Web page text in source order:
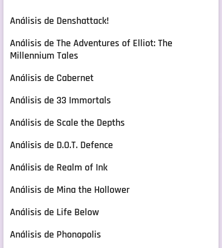
Análisis de Denshattack!
Análisis de The Adventures of Elliot: The
Millennium Tales
Análisis de Cabernet
Análisis de 33 Immortals
Análisis de Scale the Depths
Análisis de D.O.T. Defence
Análisis de Realm of Ink
Análisis de Mina the Hollower
Análisis de Life Below
Análisis de Phonopolis